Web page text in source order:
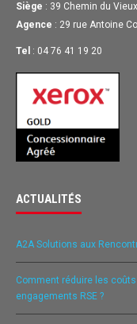
Siège : 39 Chemin du
Agence : 29 rue Antoine
Tel : 04 76 41 19 20
ACTUALITÉS
A2A Solutions aux
Comment réduire les
engagements RSE ?